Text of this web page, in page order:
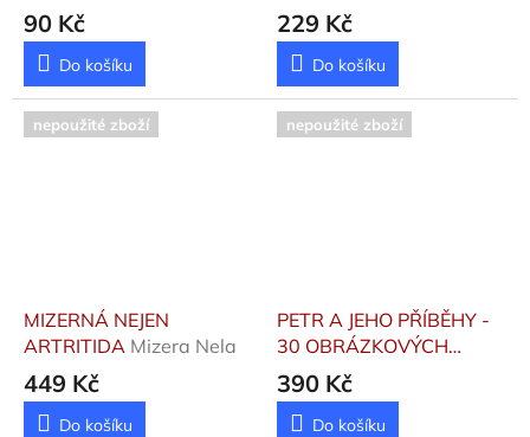
90 Kč
Do košíku
229 Kč
Do košíku
nepoužité zboží
MIZERNÁ NEJEN
ARTRITIDA Mizera Nela
449 Kč
Do košíku
nepoužité zboží
PETR A JEHO PŘÍBĚHY -
30 OBRÁZKOVÝCH
KARETČadilová Věra,
Žampachová Zuzana
390 Kč
Do košíku